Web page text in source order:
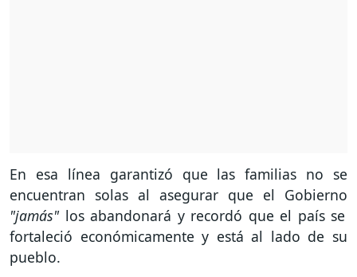
En esa línea garantizó que las familias no se
encuentran solas al asegurar que el Gobierno
"jamás"los abandonará y recordó que el país se
fortaleció económicamente y está al lado de su
pueblo.